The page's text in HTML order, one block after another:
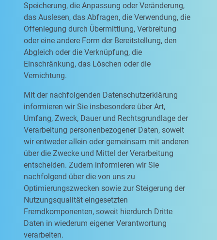
Speicherung, die Anpassung oder Veränderung,
das Auslesen, das Abfragen, die Verwendung, die
Offenlegung durch Übermittlung, Verbreitung
oder eine andere Form der Bereitstellung, den
Abgleich oder die Verknüpfung, die
Einschränkung, das Löschen oder die
Vernichtung.
Mit der nachfolgenden Datenschutzerklärung
informieren wir Sie insbesondere über Art,
Umfang, Zweck, Dauer und Rechtsgrundlage der
Verarbeitung personenbezogener Daten, soweit
wir entweder allein oder gemeinsam mit anderen
über die Zwecke und Mittel der Verarbeitung
entscheiden. Zudem informieren wir Sie
nachfolgend über die von uns zu
Optimierungszwecken sowie zur Steigerung der
Nutzungsqualität eingesetzten
Fremdkomponenten, soweit hierdurch Dritte
Daten in wiederum eigener Verantwortung
verarbeiten.